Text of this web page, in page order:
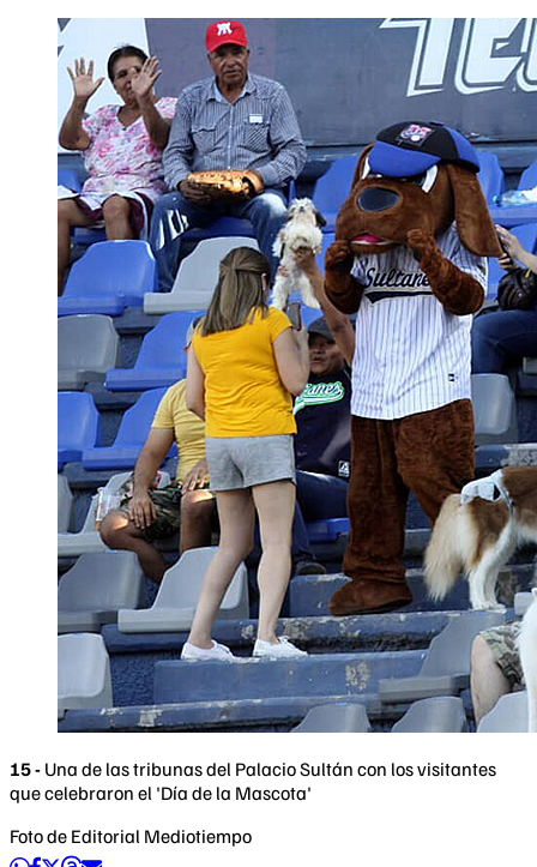
15 - Una de las tribunas del Palacio Sultán con los visitantes
que celebraron el 'Día de la Mascota'
Foto de Editorial Mediotiempo